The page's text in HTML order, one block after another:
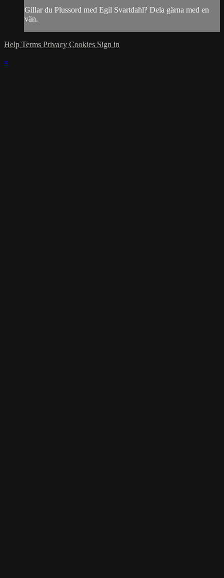
Gillar du Plussord med Egil Svartdahl? Dela gärna med en
vän.
Help Terms Privacy Cookies Sign in
×